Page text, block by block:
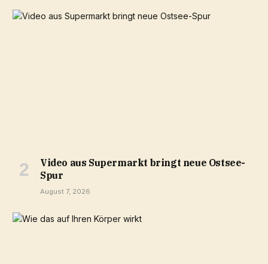
Video aus Supermarkt bringt neue Ostsee-
Spur
August 7, 2026